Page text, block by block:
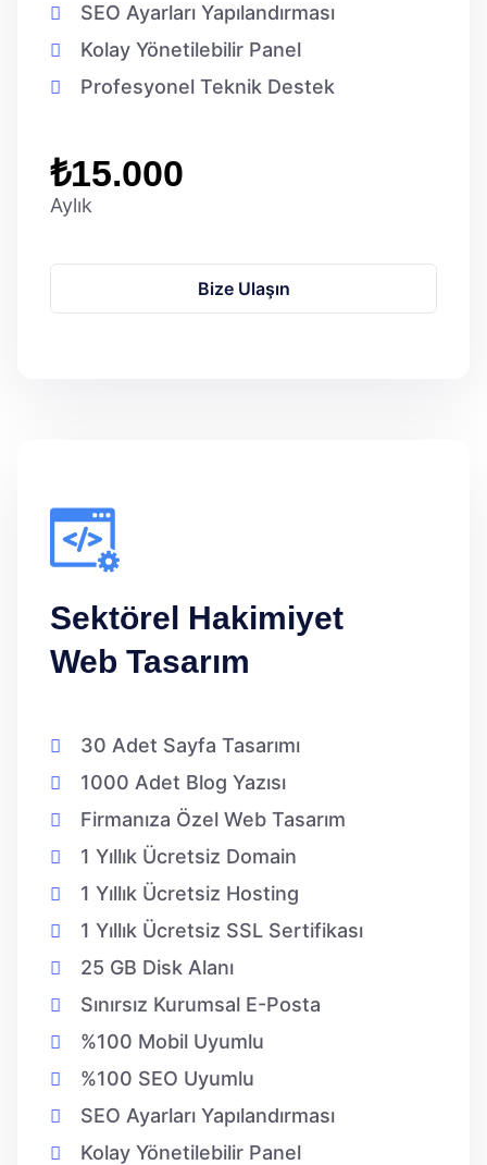
SEO Ayarları Yapılandırması
Kolay Yönetilebilir Panel
Profesyonel Teknik Destek
₺15.000
Aylık
Bize Ulaşın
Sektörel Hakimiyet
Web Tasarım
30 Adet Sayfa Tasarımı
1000 Adet Blog Yazısı
Firmanıza Özel Web Tasarım
1 Yıllık Ücretsiz Domain
1 Yıllık Ücretsiz Hosting
1 Yıllık Ücretsiz SSL Sertifikası
25 GB Disk Alanı
Sınırsız Kurumsal E-Posta
%100 Mobil Uyumlu
%100 SEO Uyumlu
SEO Ayarları Yapılandırması
Kolay Yönetilebilir Panel